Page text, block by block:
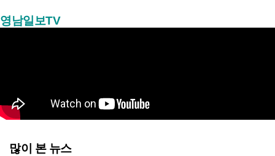
영남일보TV
많이 본 뉴스